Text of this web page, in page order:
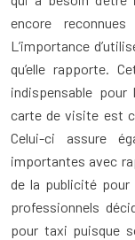
encore
L’importance
qu’elle rapporte.
indispensable
carte de visite est
Celui-ci assure
importantes avec
de la publicité
professionnels
pour taxi puisque